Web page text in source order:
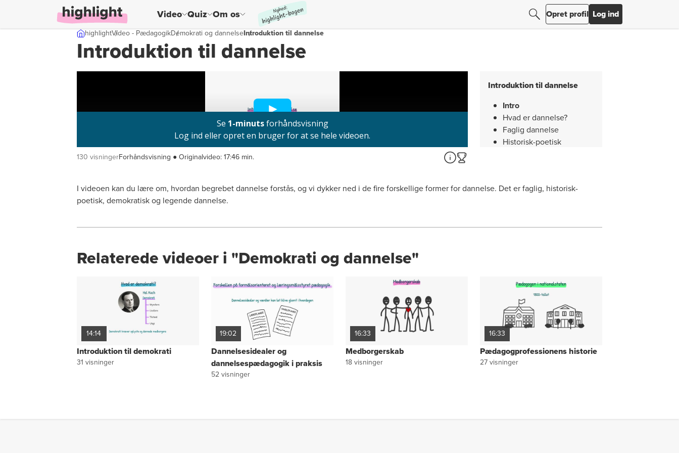
Skip til indhold Video Quiz Om os Søg efter resultater
SøgOpret profil Log ind
highlightVideo - PædagogikDemokrati og dannelseIntroduktion til dannelse
Introduktion til dannelse
Introduktion til dannelse
Intro
Hvad er dannelse?
Faglig dannelse
Historisk-poetisk
Resumé
130 visningerForhåndsvisning ● Originalvideo:17:46 min.
I videoen kan du lære om, hvordan begrebet dannelse forstås, og vi dykker ned i de fire forskellige former for dannelse. Det er faglig, historisk-
poetisk, demokratisk og legende dannelse.
Relaterede videoer i "Demokrati og dannelse"
14:14
Introduktion til demokrati
31 visninger
19:02
Dannelsesidealer og
dannelsespædagogik i praksis
52visninger
16:33
Medborgerskab
18visninger
16:33
Pædagogprofessionens historie
27visninger